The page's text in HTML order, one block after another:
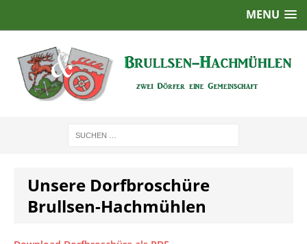
MENU
Unsere Dorfbroschüre
Brullsen-Hachmühlen